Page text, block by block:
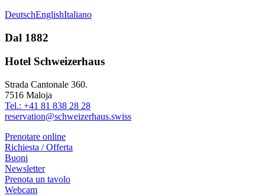
DeutschEnglishItaliano
Dal 1882
Hotel Schweizerhaus
Strada Cantonale 360.
7516 Maloja
Tel.: +41 81 838 28 28
reservation@schweizerhaus.swiss
Prenotare online
Richiesta / Offerta
Buoni
Newsletter
Prenota un tavolo
Webcam